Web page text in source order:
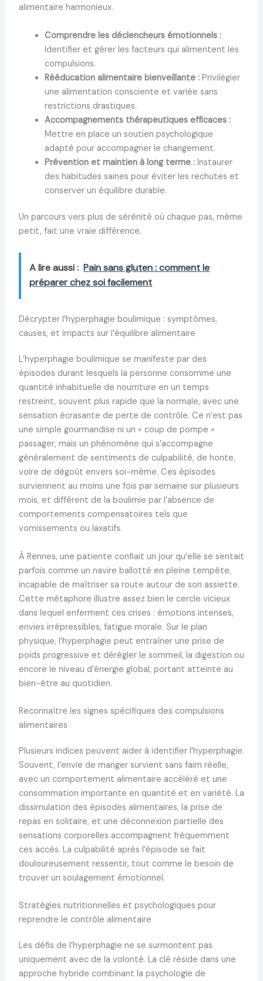
alimentaire harmonieux.
Comprendre les déclencheurs émotionnels :
Identifier et gérer les facteurs qui alimentent les
compulsions.
Rééducation alimentaire bienveillante :Privilégier
une alimentation consciente et variée sans
restrictions drastiques.
Accompagnements thérapeutiques efficaces :
Mettre en place un soutien psychologique
adapté pour accompagner le changement.
Prévention et maintien à long terme :Instaurer
des habitudes saines pour éviter les rechutes et
conserver un équilibre durable.
Un parcours vers plus de sérénité où chaque pas, même
petit, fait une vraie différence.
A lire aussi : Pain sans gluten : comment le
préparer chez soi facilement
Décrypter l’hyperphagie boulimique : symptômes,
causes, et impacts sur l’équilibre alimentaire
L’hyperphagie boulimique se manifeste par des
épisodes durant lesquels la personne consomme une
quantité inhabituelle de nourriture en un temps
restreint, souvent plus rapide que la normale, avec une
sensation écrasante de perte de contrôle. Ce n’est pas
une simple gourmandise ni un « coup de pompe »
passager, mais un phénomène qui s’accompagne
généralement de sentiments de culpabilité, de honte,
voire de dégoût envers soi-même. Ces épisodes
surviennent au moins une fois par semaine sur plusieurs
mois, et diffèrent de la boulimie par l’absence de
comportements compensatoires tels que
vomissements ou laxatifs.
À Rennes, une patiente confiait un jour qu’elle se sentait
parfois comme un navire ballotté en pleine tempête,
incapable de maîtriser sa route autour de son assiette.
Cette métaphore illustre assez bien le cercle vicieux
dans lequel enferment ces crises : émotions intenses,
envies irrépressibles, fatigue morale. Sur le plan
physique, l’hyperphagie peut entraîner une prise de
poids progressive et dérègler le sommeil, la digestion ou
encore le niveau d’énergie global, portant atteinte au
bien-être au quotidien.
Reconnaître les signes spécifiques des compulsions
alimentaires
Plusieurs indices peuvent aider à identifier l’hyperphagie.
Souvent, l’envie de manger survient sans faim réelle,
avec un comportement alimentaire accéléré et une
consommation importante en quantité et en variété. La
dissimulation des épisodes alimentaires, la prise de
repas en solitaire, et une déconnexion partielle des
sensations corporelles accompagnent fréquemment
ces accès. La culpabilité après l’épisode se fait
douloureusement ressentir, tout comme le besoin de
trouver un soulagement émotionnel.
Stratégies nutritionnelles et psychologiques pour
reprendre le contrôle alimentaire
Les défis de l’hyperphagie ne se surmontent pas
uniquement avec de la volonté. La clé réside dans une
approche hybride combinant la psychologie de